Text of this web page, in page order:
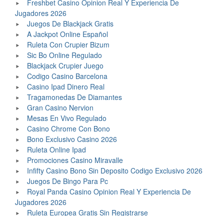
Freshbet Casino Opinion Real Y Experiencia De
Jugadores 2026
Juegos De Blackjack Gratis
A Jackpot Online Español
Ruleta Con Crupier Bizum
Sic Bo Online Regulado
Blackjack Crupier Juego
Codigo Casino Barcelona
Casino Ipad Dinero Real
Tragamonedas De Diamantes
Gran Casino Nervion
Mesas En Vivo Regulado
Casino Chrome Con Bono
Bono Exclusivo Casino 2026
Ruleta Online Ipad
Promociones Casino Miravalle
Infifty Casino Bono Sin Deposito Codigo Exclusivo 2026
Juegos De Bingo Para Pc
Royal Panda Casino Opinion Real Y Experiencia De
Jugadores 2026
Ruleta Europea Gratis Sin Registrarse